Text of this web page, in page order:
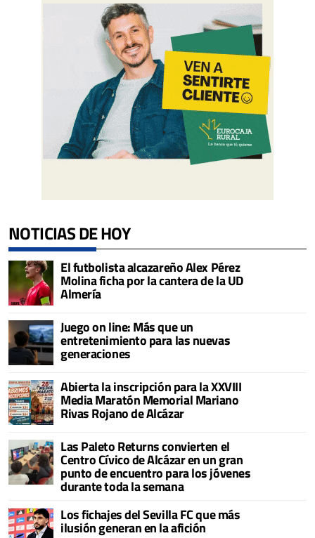
NOTICIAS DE HOY
El futbolista alcazareño Alex Pérez
Molina ficha por la cantera de la UD
Almería
Juego on line: Más que un
entretenimiento para las nuevas
generaciones
Abierta la inscripción para la XXVIII
Media Maratón Memorial Mariano
Rivas Rojano de Alcázar
Las Paleto Returns convierten el
Centro Cívico de Alcázar en un gran
punto de encuentro para los jóvenes
durante toda la semana
Los fichajes del Sevilla FC que más
ilusión generan en la afición